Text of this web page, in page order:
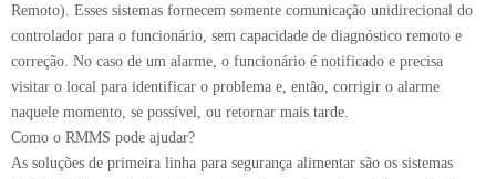
Remoto). Esses sistemas fornecem somente comunicação unidirecional do
controlador para o funcionário, sem capacidade de diagnóstico remoto e
correção. No caso de um alarme, o funcionário é notificado e precisa
visitar o local para identificar o problema e, então, corrigir o alarme
naquele momento, se possível, ou retornar mais tarde.
Como o RMMS pode ajudar?
As soluções de primeira linha para segurança alimentar são os sistemas